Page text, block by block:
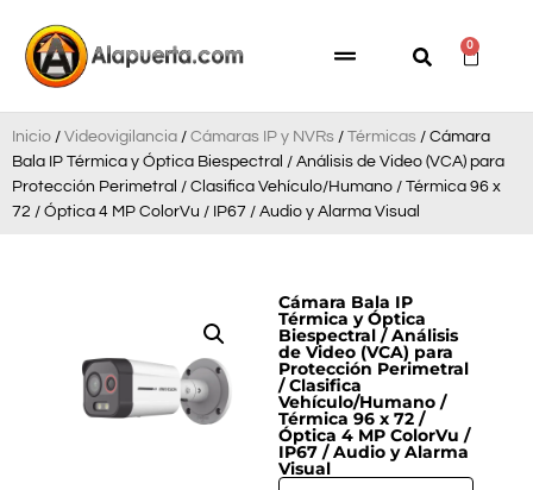
0
Inicio / Videovigilancia / Cámaras IP y NVRs / Térmicas / Cámara
Bala IP Térmica y Óptica Biespectral / Análisis de Video (VCA) para
Protección Perimetral / Clasifica Vehículo/Humano / Térmica 96 x
72 / Óptica 4 MP ColorVu / IP67 / Audio y Alarma Visual
Cámara Bala IP
Térmica y Óptica
Biespectral / Análisis
de Video (VCA) para
Protección Perimetral
/ Clasifica
Vehículo/Humano /
Térmica 96 x 72 /
Óptica 4 MP ColorVu /
IP67 / Audio y Alarma
Visual